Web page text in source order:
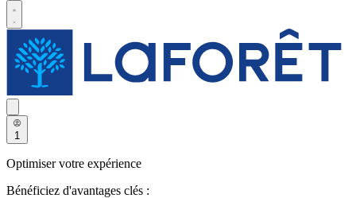
1
Optimiser votre expérience
Bénéficiez d'avantages clés :